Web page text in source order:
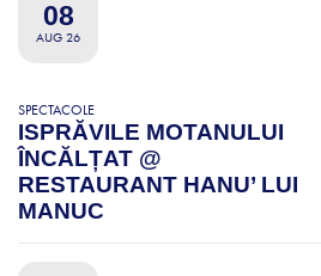
08
AUG 26
SPECTACOLE
ISPRĂVILE MOTANULUI
ÎNCĂLȚAT @
RESTAURANT HANU’ LUI
MANUC